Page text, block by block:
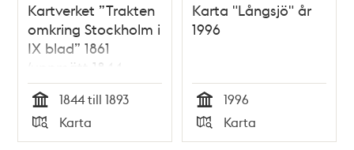
Kartverket ”Trakten
omkring Stockholm i
IX blad” 1861
(uppmätt 1844-
1850, översedd 1891-
1893)
Tid
1844 till 1893
Typ
Karta
Karta "Långsjö" år
1996
Tid
1996
Typ
Karta